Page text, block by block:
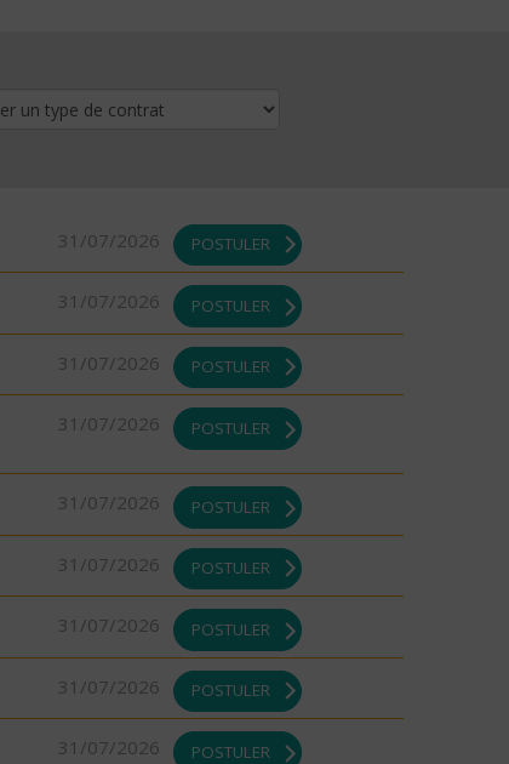
31/07/2026 POSTULER
31/07/2026 POSTULER
31/07/2026 POSTULER
31/07/2026 POSTULER
31/07/2026 POSTULER
31/07/2026 POSTULER
31/07/2026 POSTULER
31/07/2026 POSTULER
31/07/2026 POSTULER